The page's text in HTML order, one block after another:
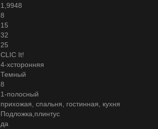
1,9948
8
15
32
25
CLIC It!
4-хсторонняя
Темный
8
1-полосный
прихожая, спальня, гостинная, кухня
Подложка,плинтус
да